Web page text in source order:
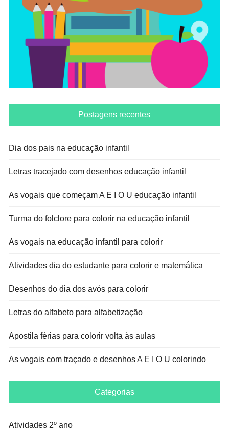
Postagens recentes
Dia dos pais na educação infantil
Letras tracejado com desenhos educação infantil
As vogais que começam A E I O U educação infantil
Turma do folclore para colorir na educação infantil
As vogais na educação infantil para colorir
Atividades dia do estudante para colorir e matemática
Desenhos do dia dos avós para colorir
Letras do alfabeto para alfabetização
Apostila férias para colorir volta às aulas
As vogais com traçado e desenhos A E I O U colorindo
Categorias
Atividades 2º ano